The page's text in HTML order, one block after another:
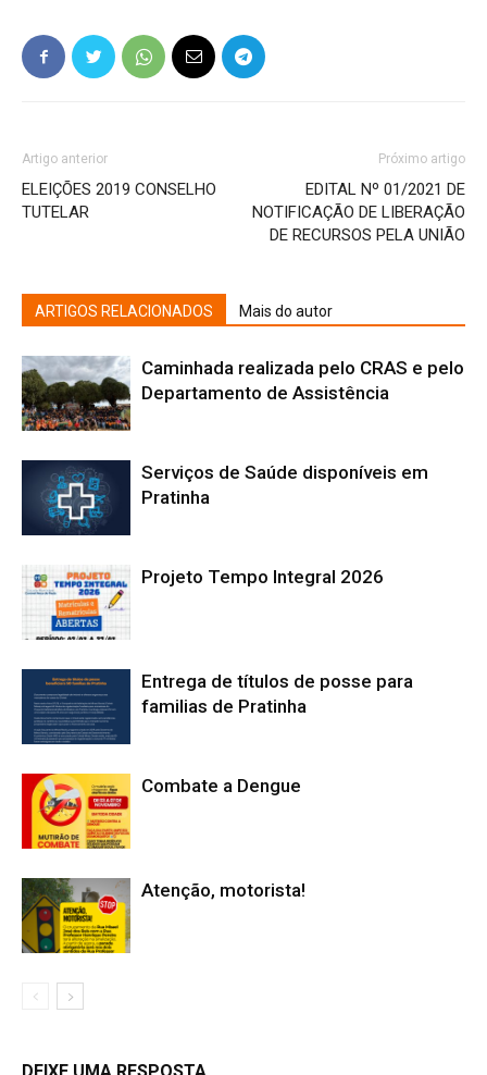
Artigo anterior
ELEIÇÕES 2019 CONSELHO
TUTELAR
Próximo artigo
EDITAL Nº 01/2021 DE
NOTIFICAÇÃO DE LIBERAÇÃO
DE RECURSOS PELA UNIÃO
ARTIGOS RELACIONADOS Mais do autor
Caminhada realizada pelo CRAS e pelo
Departamento de Assistência
Serviços de Saúde disponíveis em
Pratinha
Projeto Tempo Integral 2026
Entrega de títulos de posse para
familias de Pratinha
Combate a Dengue
Atenção, motorista!